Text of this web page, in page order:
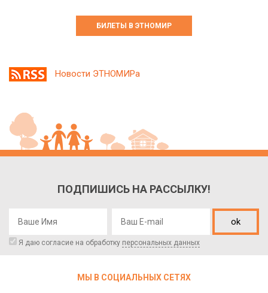
БИЛЕТЫ В ЭТНОМИР
Новости ЭТНОМИРа
ПОДПИШИСЬ НА РАССЫЛКУ!
ok
Я даю согласие на обработку персональных данных
МЫ В СОЦИАЛЬНЫХ СЕТЯХ